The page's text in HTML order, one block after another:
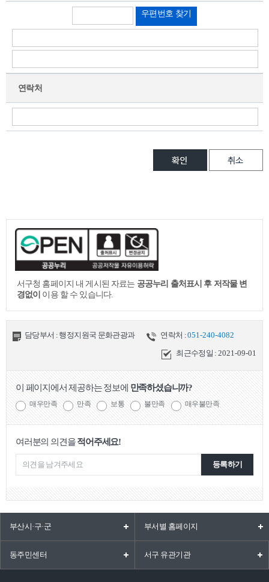
우편번호 찾기
연락처
서구청 홈페이지 내 게시된 자료는 공공누리 출처표시 후 저작물 변
경없이 이용 할 수 있습니다.
담당부서 : 행정지원국 문화관광과 연락처 :051-240-4082
최근수정일 : 2021-09-01
이 페이지에서 제공하는 정보에 만족하셨습니까?
매우만족 만족 보통 불만족 매우불만족
여러분의 의견을적어주세요!
등록하기
부산시·구·군 부서별 홈페이지
동주민센터 서구 유관기관